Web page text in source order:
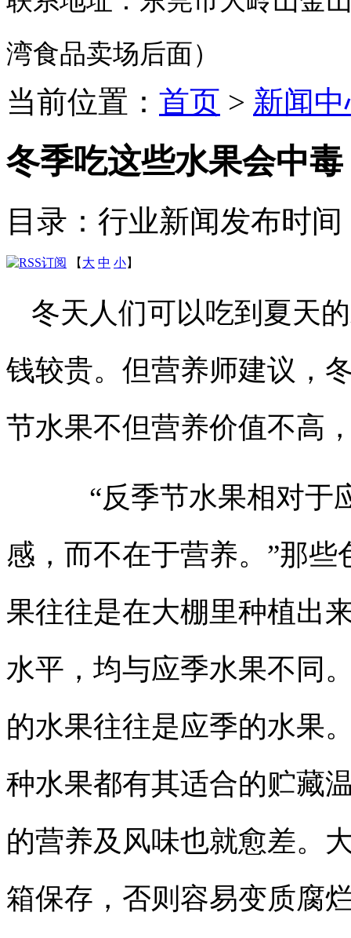
湾食品卖场后面）
当前位置： 首页 > 新闻
冬季吃这些水果会中毒
目录：行业新闻发布时间
【 大 中 小】
冬天人们可以吃到夏天
钱较贵。但营养师建议，
节水果不但营养价值不高
“反季节水果相对于
感，而不在于营养。”那
果往往是在大棚里种植出
水平，均与应季水果不同
的水果往往是应季的水果
种水果都有其适合的贮藏
的营养及风味也就愈差。
箱保存，否则容易变质腐